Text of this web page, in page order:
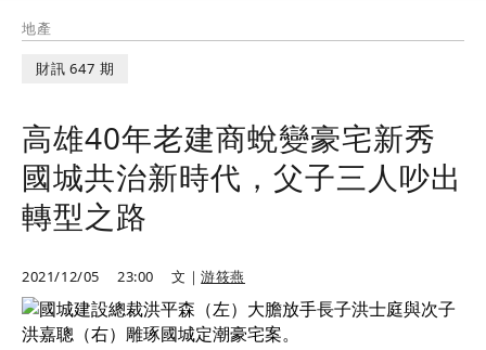
地產
財訊 647 期
高雄40年老建商蛻變豪宅新秀
國城共治新時代，父子三人吵出
轉型之路
2021/12/05 23:00 文｜游筱燕